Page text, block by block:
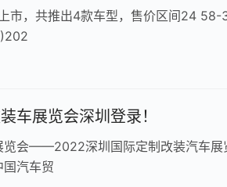
市，共推出4款车型，售价区间24
车展览会深圳登录！
览会——2022深圳国际定制改装汽车
汽车贸